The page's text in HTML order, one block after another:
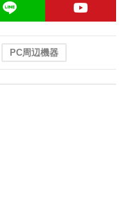
PC周辺機器